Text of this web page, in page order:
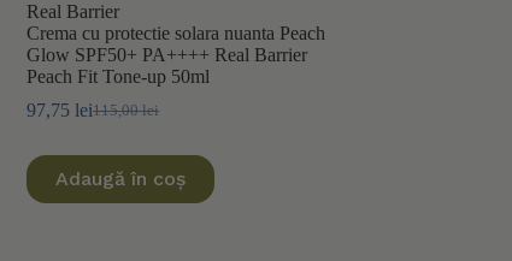
Real Barrier
Crema cu protectie solara nuanta Peach
Glow SPF50+ PA++++ Real Barrier
Peach Fit Tone-up 50ml
115,00lei
Prețul
fost:
115,00 lei.
97,75 leiPrețul
97,75 lei.
Adaugă în coș